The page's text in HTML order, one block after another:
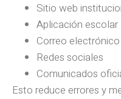
Sitio web
Aplicación escolar
Correo electrónico
Redes sociales
Comunicados
Esto reduce errores y